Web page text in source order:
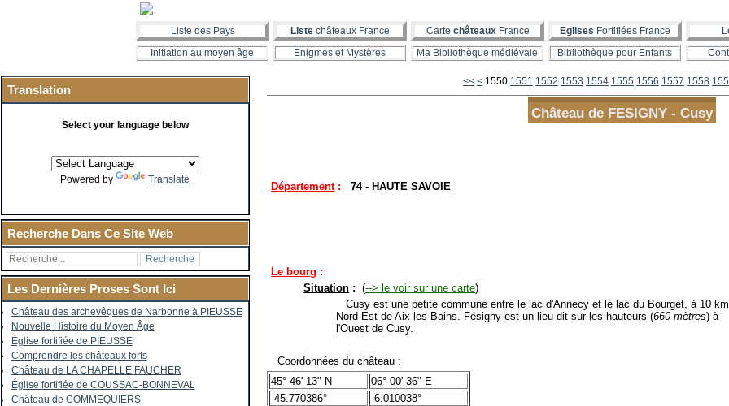
Liste des Pays Liste châteaux France Carte châteauxFrance Eglises Fortifiées France
Initiation au moyen âge
Enigmes et Mystères Ma Bibliothèque médiévale Bibliothèque pour Enfants
Translation
Select your language below
Powered by Translate
Recherche Dans Ce Site Web
Les Dernières Proses Sont Ici
Château des archevêques de Narbonne à PIEUSSE
Nouvelle Histoire du Moyen Âge
Église fortifiée de PIEUSSE
Comprendre les châteaux forts
Château de LA CHAPELLE FAUCHER
Église fortifiée de COUSSAC-BONNEVAL
Château de COMMEQUIERS
<< < 1500
1510
1520
1530
1540
1550 1551 1552 1553 1554 1555 1556 1557 1558
Château de FESIGNY - Cusy
Département: 74 - HAUTE SAVOIE
Le bourg :
Situation : (--> le voir sur une carte)
Cusy est une petite commune entre le lac d'Annecy et le lac du Bourget, à 10
Nord-Est de Aix les Bains. Fésigny est un lieu-dit sur les hauteurs (660 mètres) à
l'Ouest de Cusy.
Coordonnées du château :
45° 46' 13" N
06° 00' 36" E
45.770386°
6.010038°